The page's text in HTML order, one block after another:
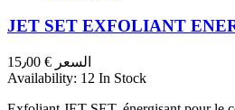
JET SET EXFOLIANT
السعر € 15٫00
Availability: 12 In Stock